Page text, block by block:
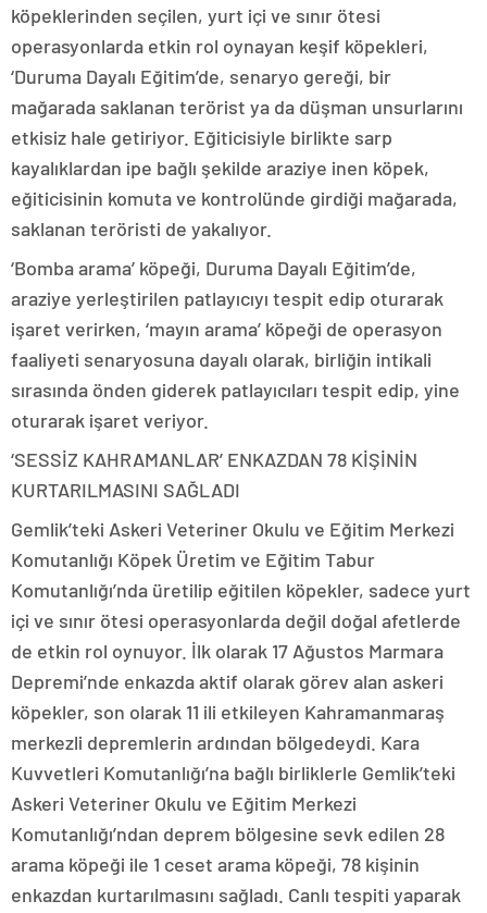
köpeklerinden seçilen, yurt içi ve sınır ötesi
operasyonlarda etkin rol oynayan keşif köpekleri,
‘Duruma Dayalı Eğitim’de, senaryo gereği, bir
mağarada saklanan terörist ya da düşman unsurlarını
etkisiz hale getiriyor. Eğiticisiyle birlikte sarp
kayalıklardan ipe bağlı şekilde araziye inen köpek,
eğiticisinin komuta ve kontrolünde girdiği mağarada,
saklanan teröristi de yakalıyor.
‘Bomba arama’ köpeği, Duruma Dayalı Eğitim’de,
araziye yerleştirilen patlayıcıyı tespit edip oturarak
işaret verirken, ‘mayın arama’ köpeği de operasyon
faaliyeti senaryosuna dayalı olarak, birliğin intikali
sırasında önden giderek patlayıcıları tespit edip, yine
oturarak işaret veriyor.
‘SESSİZ KAHRAMANLAR’ ENKAZDAN 78 KİŞİNİN
KURTARILMASINI SAĞLADI
Gemlik’teki Askeri Veteriner Okulu ve Eğitim Merkezi
Komutanlığı Köpek Üretim ve Eğitim Tabur
Komutanlığı’nda üretilip eğitilen köpekler, sadece yurt
içi ve sınır ötesi operasyonlarda değil doğal afetlerde
de etkin rol oynuyor. İlk olarak 17 Ağustos Marmara
Depremi’nde enkazda aktif olarak görev alan askeri
köpekler, son olarak 11 ili etkileyen Kahramanmaraş
merkezli depremlerin ardından bölgedeydi. Kara
Kuvvetleri Komutanlığı’na bağlı birliklerle Gemlik’teki
Askeri Veteriner Okulu ve Eğitim Merkezi
Komutanlığı’ndan deprem bölgesine sevk edilen 28
arama köpeği ile 1 ceset arama köpeği, 78 kişinin
enkazdan kurtarılmasını sağladı. Canlı tespiti yaparak